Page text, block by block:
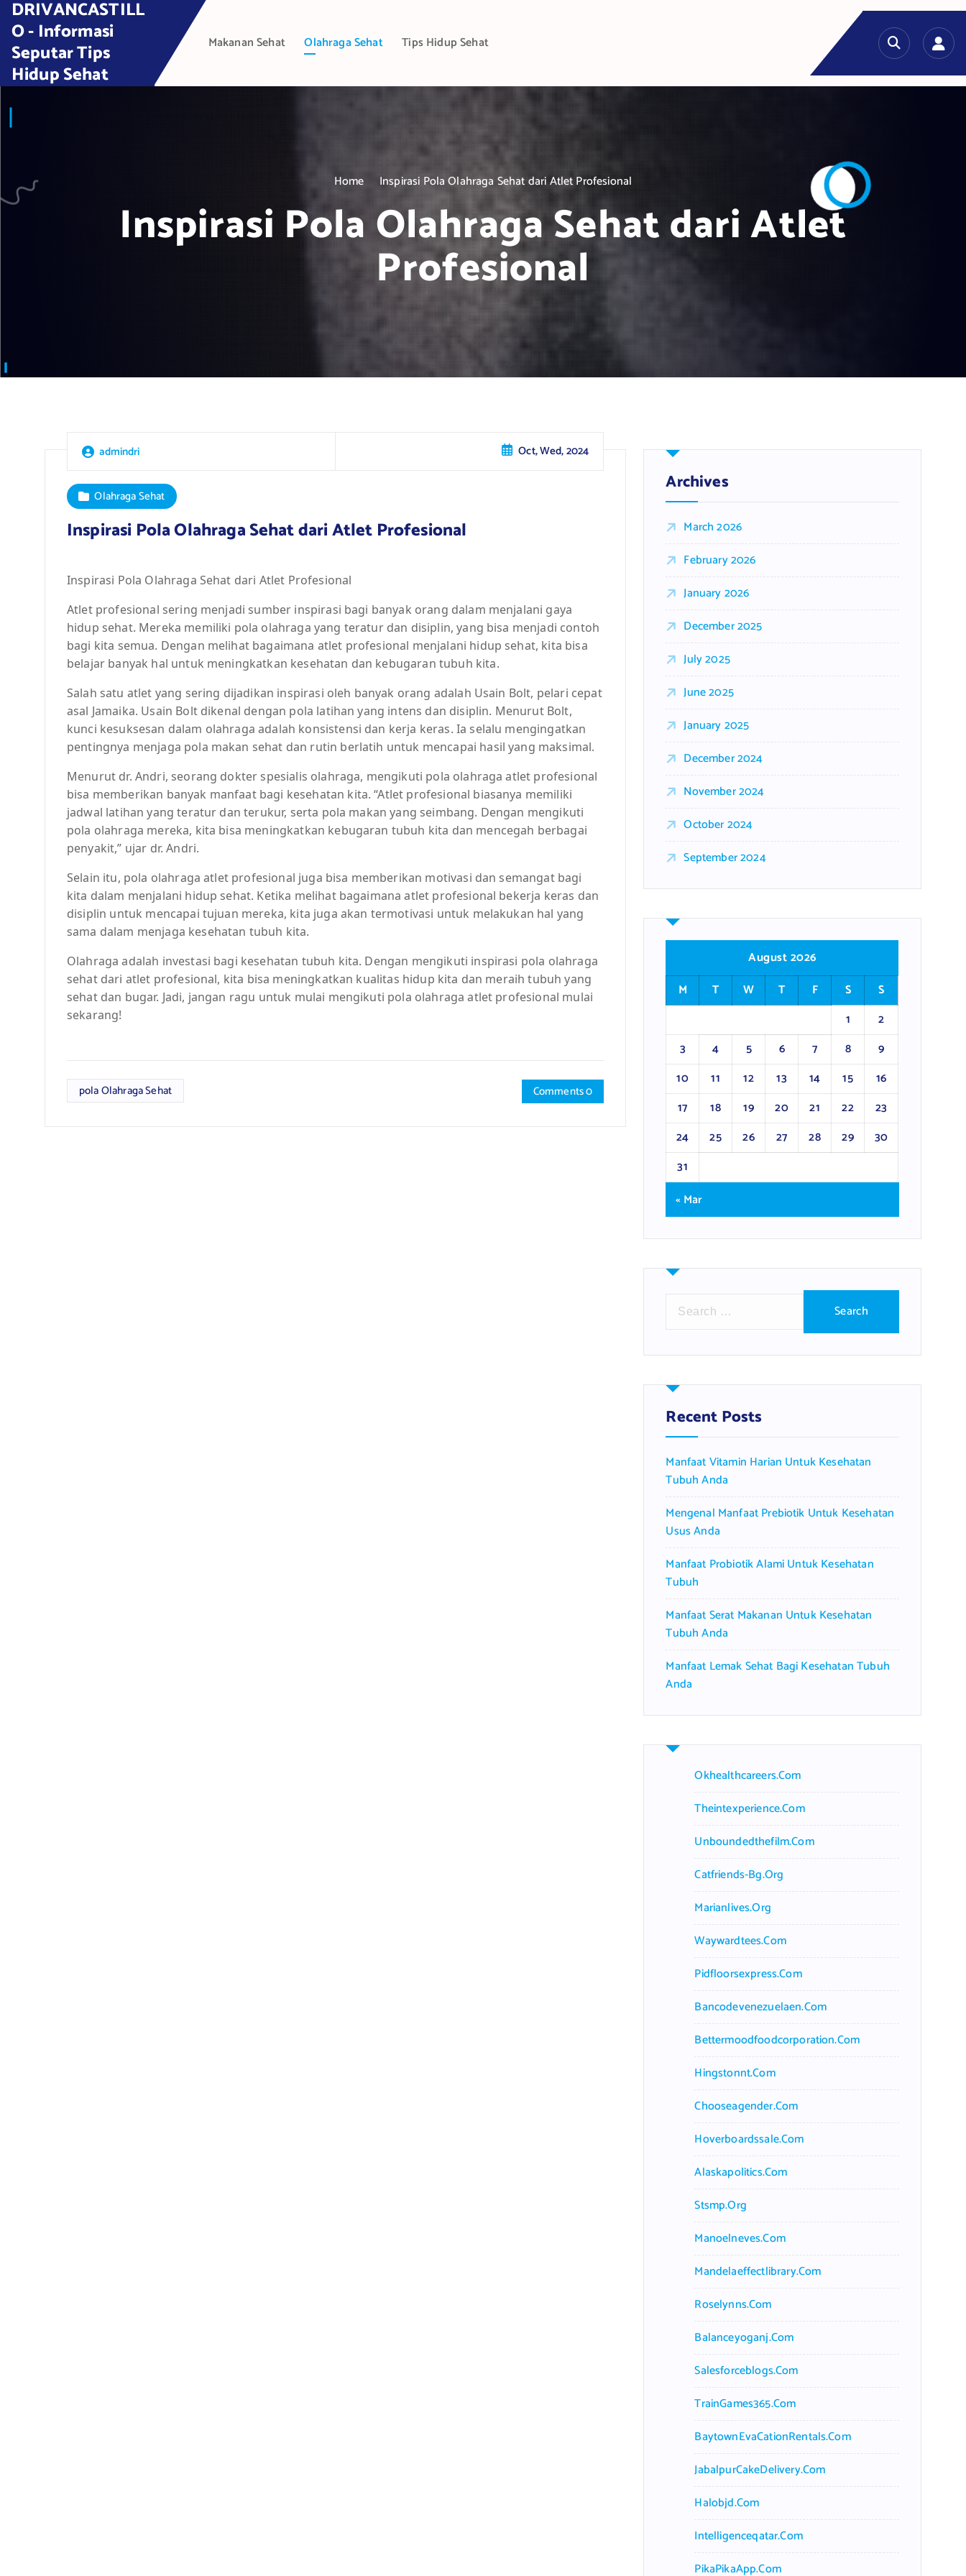
n
DRIVANCASTILL
O - Informasi
Seputar Tips
Hidup Sehat
Makanan Sehat Olahraga Sehat Tips Hidup Sehat
Home Inspirasi Pola Olahraga Sehat dari Atlet Profesional
Inspirasi Pola Olahraga Sehat dari Atlet
Profesional
admindri Oct, Wed, 2024
Olahraga Sehat
Inspirasi Pola Olahraga Sehat dari Atlet Profesional
Inspirasi Pola Olahraga Sehat dari Atlet Profesional
Atlet profesional sering menjadi sumber inspirasi bagi banyak orang dalam menjalani gaya
hidup sehat. Mereka memiliki pola olahraga yang teratur dan disiplin, yang bisa menjadi contoh
bagi kita semua. Dengan melihat bagaimana atlet profesional menjalani hidup sehat, kita bisa
belajar banyak hal untuk meningkatkan kesehatan dan kebugaran tubuh kita.
Salah satu atlet yang sering dijadikan inspirasi oleh banyak orang adalah Usain Bolt, pelari cepat
asal Jamaika. Usain Bolt dikenal dengan pola latihan yang intens dan disiplin. Menurut Bolt,
kunci kesuksesan dalam olahraga adalah konsistensi dan kerja keras. Ia selalu mengingatkan
pentingnya menjaga pola makan sehat dan rutin berlatih untuk mencapai hasil yang maksimal.
Menurut dr. Andri, seorang dokter spesialis olahraga, mengikuti pola olahraga atlet profesional
bisa memberikan banyak manfaat bagi kesehatan kita. “Atlet profesional biasanya memiliki
jadwal latihan yang teratur dan terukur, serta pola makan yang seimbang. Dengan mengikuti
pola olahraga mereka, kita bisa meningkatkan kebugaran tubuh kita dan mencegah berbagai
penyakit,” ujar dr. Andri.
Selain itu, pola olahraga atlet profesional juga bisa memberikan motivasi dan semangat bagi
kita dalam menjalani hidup sehat. Ketika melihat bagaimana atlet profesional bekerja keras dan
disiplin untuk mencapai tujuan mereka, kita juga akan termotivasi untuk melakukan hal yang
sama dalam menjaga kesehatan tubuh kita.
Olahraga adalah investasi bagi kesehatan tubuh kita. Dengan mengikuti inspirasi pola olahraga
sehat dari atlet profesional, kita bisa meningkatkan kualitas hidup kita dan meraih tubuh yang
sehat dan bugar. Jadi, jangan ragu untuk mulai mengikuti pola olahraga atlet profesional mulai
sekarang!
pola Olahraga Sehat Comments 0
Archives
March 2026
February 2026
January 2026
December 2025
July 2025
June 2025
January 2025
December 2024
November 2024
October 2024
September 2024
August 2026
M
T W T F S
S
1
2
3
4 5 6 7 8
9
10
11 12 13 14 15
16
17
18 19 20 21 22
23
24
25 26 27 28 29
30
31
« Mar
r
h
f
o
:
Recent Posts
Manfaat Vitamin Harian Untuk Kesehatan
Tubuh Anda
Mengenal Manfaat Prebiotik Untuk Kesehatan
Usus Anda
Manfaat Probiotik Alami Untuk Kesehatan
Tubuh
Manfaat Serat Makanan Untuk Kesehatan
Tubuh Anda
Manfaat Lemak Sehat Bagi Kesehatan Tubuh
Anda
Okhealthcareers.com
Theintexperience.com
Unboundedthefilm.com
Catfriends-Bg.org
Marianlives.org
Waywardtees.com
Pidfloorsexpress.com
Bancodevenezuelaen.com
Bettermoodfoodcorporation.com
Hingstonnt.com
Chooseagender.com
Hoverboardssale.com
Alaskapolitics.com
Stsmp.org
Manoelneves.com
Mandelaeffectlibrary.com
Roselynns.com
Balanceyoganj.com
Salesforceblogs.com
TrainGames365.com
BaytownEvaCationRentals.com
JabalpurCakeDelivery.com
Halobjd.com
Intelligenceqatar.com
PikaPikaApp.com